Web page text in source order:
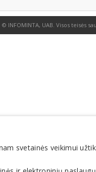
© INFOMINTA, UAB. Visos teisės
svetainės veikimui